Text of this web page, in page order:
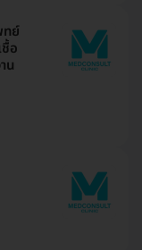
ทย์
อ
น